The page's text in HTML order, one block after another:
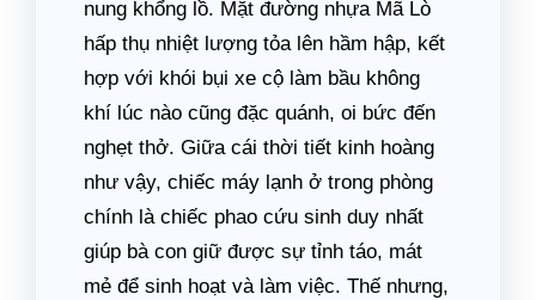
nung khổng lồ. Mặt đường nhựa Mã Lò
hấp thụ nhiệt lượng tỏa lên hầm hập, kết
hợp với khói bụi xe cộ làm bầu không
khí lúc nào cũng đặc quánh, oi bức đến
nghẹt thở. Giữa cái thời tiết kinh hoàng
như vậy, chiếc máy lạnh ở trong phòng
chính là chiếc phao cứu sinh duy nhất
giúp bà con giữ được sự tỉnh táo, mát
mẻ để sinh hoạt và làm việc. Thế nhưng,